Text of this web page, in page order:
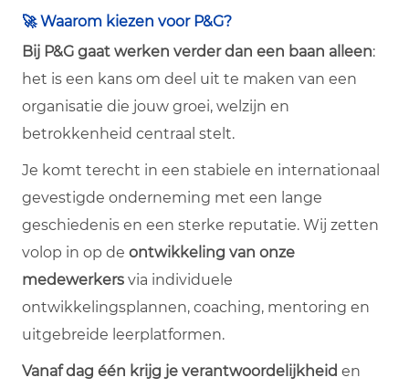
🚀 Waarom kiezen voor P&G?
Bij P&G gaat werken verder dan een baan alleen:
het is een kans om deel uit te maken van een
organisatie die jouw groei, welzijn en
betrokkenheid centraal stelt.
Je komt terecht in een stabiele en internationaal
gevestigde onderneming met een lange
geschiedenis en een sterke reputatie. Wij zetten
volop in op de ontwikkeling van onze
medewerkers via individuele
ontwikkelingsplannen, coaching, mentoring en
uitgebreide leerplatformen.
Vanaf dag één krijg je verantwoordelijkheid en